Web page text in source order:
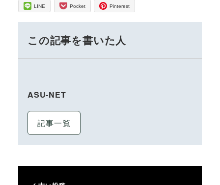
LINE Pocket Pinterest
この記事を書いた人
ASU-NET
記事一覧